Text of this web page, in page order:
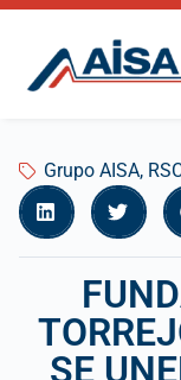
Grupo AISA,
SE